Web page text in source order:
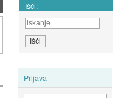
Išči:
Prijava